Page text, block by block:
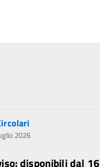
2026
disponibili dal 16